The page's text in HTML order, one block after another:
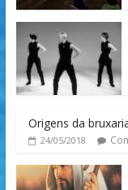
Origens da
24/05/2018